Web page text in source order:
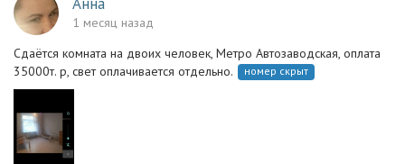
1 месяц назад
Сдаётся комната на двоих человек, Метро Автозаводская, оплата
35000т. р, свет оплачивается отдельно.
номер скрыт